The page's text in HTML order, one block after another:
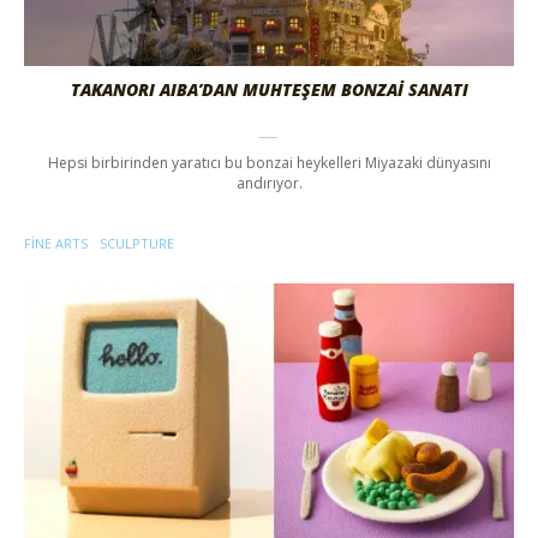
TAKANORI AIBA’DAN MUHTEŞEM BONZAİ SANATI
Hepsi birbirinden yaratıcı bu bonzai heykelleri Miyazaki dünyasını
andırıyor.
FINE ARTS SCULPTURE